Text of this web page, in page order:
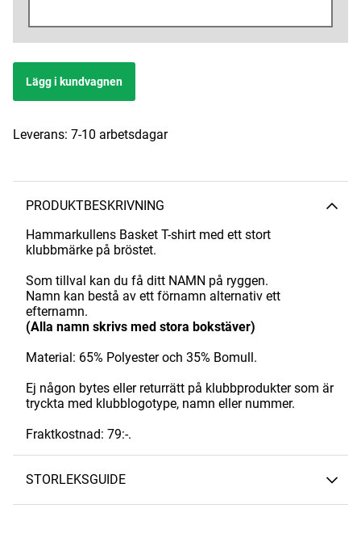
Lägg i kundvagnen
Leverans: 7-10 arbetsdagar
PRODUKTBESKRIVNING
Hammarkullens Basket T-shirt med ett stort
klubbmärke på bröstet.
Som tillval kan du få ditt NAMN på ryggen.
Namn kan bestå av ett förnamn alternativ ett
efternamn.
(Alla namn skrivs med stora bokstäver)
Material: 65% Polyester och 35% Bomull.
Ej någon bytes eller returrätt på klubbprodukter som är
tryckta med klubblogotype, namn eller nummer.
Fraktkostnad: 79:-.
STORLEKSGUIDE